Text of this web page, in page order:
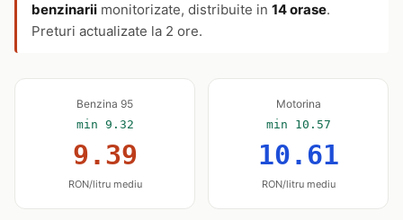
benzinarii monitorizate, distribuite in 14 orase.
Preturi actualizate la 2 ore.
Benzina 95
min 9.32
9.39
RON/litru mediu
Motorina
min 10.57
10.61
RON/litru mediu